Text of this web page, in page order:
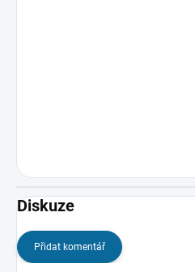
Diskuze
Přidat komentář